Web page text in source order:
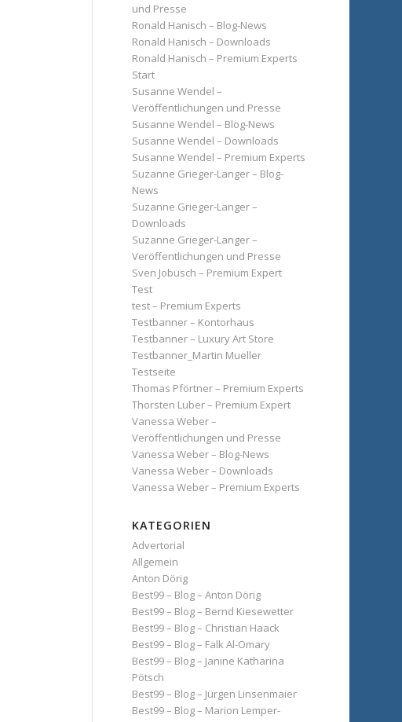
und Presse
Ronald Hanisch – Blog-News
Ronald Hanisch – Downloads
Ronald Hanisch – Premium Experts
Start
Susanne Wendel –
Veröffentlichungen und Presse
Susanne Wendel – Blog-News
Susanne Wendel – Downloads
Susanne Wendel – Premium Experts
Suzanne Grieger-Langer – Blog-
News
Suzanne Grieger-Langer –
Downloads
Suzanne Grieger-Langer –
Veröffentlichungen und Presse
Sven Jobusch – Premium Expert
Test
test – Premium Experts
Testbanner – Kontorhaus
Testbanner – Luxury Art Store
Testbanner_Martin Mueller
Testseite
Thomas Pförtner – Premium Experts
Thorsten Luber – Premium Expert
Vanessa Weber –
Veröffentlichungen und Presse
Vanessa Weber – Blog-News
Vanessa Weber – Downloads
Vanessa Weber – Premium Experts
KATEGORIEN
Advertorial
Allgemein
Anton Dörig
Best99 – Blog – Anton Dörig
Best99 – Blog – Bernd Kiesewetter
Best99 – Blog – Christian Haack
Best99 – Blog – Falk Al-Omary
Best99 – Blog – Janine Katharina
Pötsch
Best99 – Blog – Jürgen Linsenmaier
Best99 – Blog – Marion Lemper-